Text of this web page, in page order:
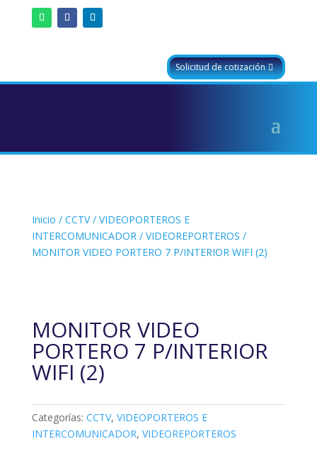
Solicitud de cotización
Inicio / CCTV/ VIDEOPORTEROS E
INTERCOMUNICADOR/ VIDEOREPORTEROS /
MONITOR VIDEO PORTERO 7 P/INTERIOR WIFI (2)
MONITOR VIDEO
PORTERO 7 P/INTERIOR
WIFI (2)
Categorías: CCTV, VIDEOPORTEROS E
INTERCOMUNICADOR, VIDEOREPORTEROS